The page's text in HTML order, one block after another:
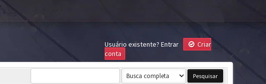
Usuário existente? Entrar
Criar
conta